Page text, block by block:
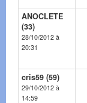
ANOCLETE
(33)
28/10/2012 à
20:31
cris59 (59)
29/10/2012 à
14:59